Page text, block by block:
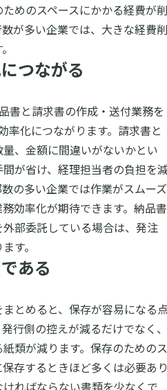
めのスペースにかかる経費が削
が多い企業では、大きな経費削
つながる
書と請求書の作成・送付業務を
率化につながります。請求書と
、金額に間違いがないかとい
が省け、経理担当者の負担を
の多い企業では作業がスムーズ
効率化が期待できます。納品書
部委託している場合は、発注
す。
ある
とめると、保存が容易になる
行側の控えが減るだけでなく、
類が減ります。保存のためのス
存するときほど多くは必要あ
ればならない書類を少なくで